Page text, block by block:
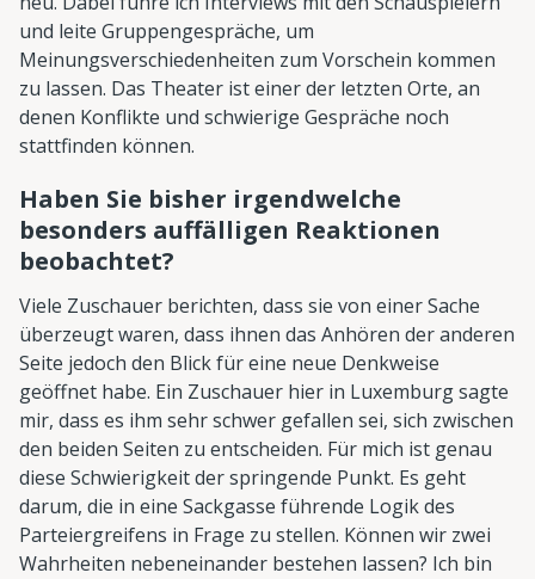
und leite Gruppengespräche, um
Meinungsverschiedenheiten zum Vorschein kommen
zu lassen. Das Theater ist einer der letzten Orte, an
denen Konflikte und schwierige Gespräche noch
stattfinden können.
Haben Sie bisher irgendwelche
besonders auffälligen Reaktionen
beobachtet?
Viele Zuschauer berichten, dass sie von einer Sache
überzeugt waren, dass ihnen das Anhören der anderen
Seite jedoch den Blick für eine neue Denkweise
geöffnet habe. Ein Zuschauer hier in Luxemburg sagte
mir, dass es ihm sehr schwer gefallen sei, sich zwischen
den beiden Seiten zu entscheiden. Für mich ist genau
diese Schwierigkeit der springende Punkt. Es geht
darum, die in eine Sackgasse führende Logik des
Parteiergreifens in Frage zu stellen. Können wir zwei
Wahrheiten nebeneinander bestehen lassen? Ich bin